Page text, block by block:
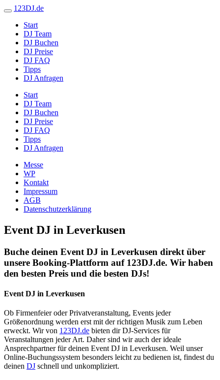
123DJ.de
Start
DJ Team
DJ Buchen
DJ Preise
DJ FAQ
Tipps
DJ Anfragen
Start
DJ Team
DJ Buchen
DJ Preise
DJ FAQ
Tipps
DJ Anfragen
Messe
WP
Kontakt
Impressum
AGB
Datenschutzerklärung
Event DJ in Leverkusen
Buche deinen Event DJ in Leverkusen direkt über
unsere Booking-Plattform auf 123DJ.de. Wir haben
den besten Preis und die besten DJs!
Event DJ in Leverkusen
Ob Firmenfeier oder Privatveranstaltung, Events jeder
Größenordnung werden erst mit der richtigen Musik zum Leben
erweckt. Wir von 123DJ.de bieten dir DJ-Services für
Veranstaltungen jeder Art. Daher sind wir auch der ideale
Ansprechpartner für deinen Event DJ in Leverkusen. Weil unser
Online-Buchungssystem besonders leicht zu bedienen ist, findest du
deinen DJ schnell und unkompliziert.